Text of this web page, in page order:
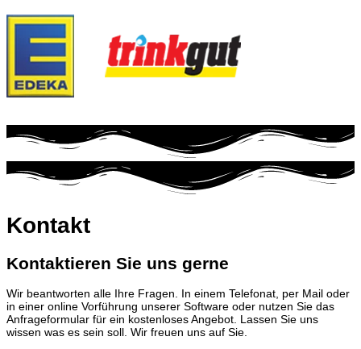
Kontakt
Kontaktieren Sie uns gerne
Wir beantworten alle Ihre Fragen. In einem Telefonat, per Mail oder
in einer online Vorführung unserer Software oder nutzen Sie das
Anfrageformular für ein kostenloses Angebot. Lassen Sie uns
wissen was es sein soll. Wir freuen uns auf Sie.